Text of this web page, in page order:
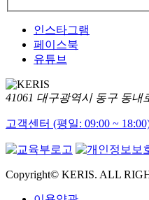
인스타그램
페이스북
유튜브
41061 대구광역시 동구 동내
고객센터 (평일: 09:00 ~
Copyright© KERIS. ALL